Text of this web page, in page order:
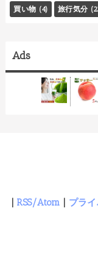
買い物 (4) 旅行気分
Ads
RSS/Atom プラ